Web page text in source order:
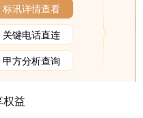
标讯详情查看
关键电话直连
甲方分析查询
益